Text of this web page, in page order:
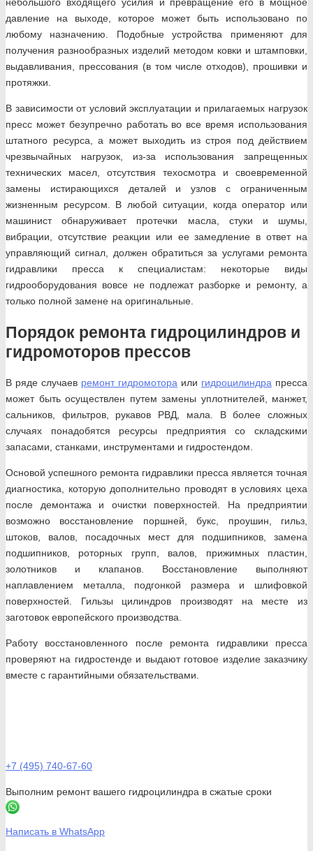
давление на выходе, которое может быть использовано по
любому назначению. Подобные устройства применяют для
получения разнообразных изделий методом ковки и штамповки,
выдавливания, прессования (в том числе отходов), прошивки и
протяжки.
В зависимости от условий эксплуатации и прилагаемых нагрузок
пресс может безупречно работать во все время использования
штатного ресурса, а может выходить из строя под действием
чрезвычайных нагрузок, из-за использования запрещенных
технических масел, отсутствия техосмотра и своевременной
замены истирающихся деталей и узлов с ограниченным
жизненным ресурсом. В любой ситуации, когда оператор или
машинист обнаруживает протечки масла, стуки и шумы,
вибрации, отсутствие реакции или ее замедление в ответ на
управляющий сигнал, должен обратиться за услугами ремонта
гидравлики пресса к специалистам: некоторые виды
гидрооборудования вовсе не подлежат разборке и ремонту, а
только полной замене на оригинальные.
Порядок ремонта гидроцилиндров и
гидромоторов прессов
В ряде случаев ремонт гидромотора или гидроцилиндра пресса
может быть осуществлен путем замены уплотнителей, манжет,
сальников, фильтров, рукавов РВД, мала. В более сложных
случаях понадобятся ресурсы предприятия со складскими
запасами, станками, инструментами и гидростендом.
Основой успешного ремонта гидравлики пресса является точная
диагностика, которую дополнительно проводят в условиях цеха
после демонтажа и очистки поверхностей. На предприятии
возможно восстановление поршней, букс, проушин, гильз,
штоков, валов, посадочных мест для подшипников, замена
подшипников, роторных групп, валов, прижимных пластин,
золотников и клапанов. Восстановление выполняют
наплавлением металла, подгонкой размера и шлифовкой
поверхностей. Гильзы цилиндров производят на месте из
заготовок европейского производства.
Работу восстановленного после ремонта гидравлики пресса
проверяют на гидростенде и выдают готовое изделие заказчику
вместе с гарантийными обязательствами.
+7 (495) 740-67-60
Выполним ремонт вашего гидроцилиндра в сжатые сроки
Написать в WhatsApp